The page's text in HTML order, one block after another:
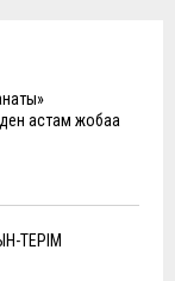
астам жобаға
ТЕРІМ